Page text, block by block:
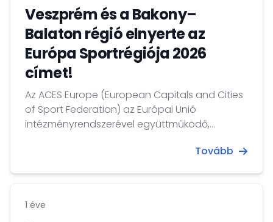
Veszprém és a Bakony–
Balaton régió elnyerte az
Európa Sportrégiója 2026
címet!
Az ACES Europe (European Capitals and Cities
of Sport Federation) az Európai Unió
intézményrendszerével együttműködő,
elismeréssel illeti azokat a városokat,
eredményeket érnek el az egészséges
aktivitásának ösztönzése terén.
Tovább
1 éve